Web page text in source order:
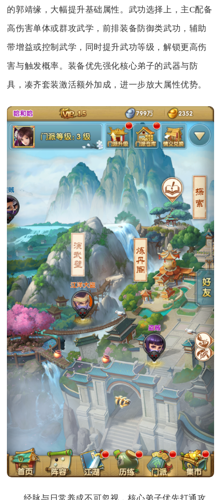
的郭靖缘，大幅提升基础属性。武功选择上，主C配备
高伤害单体或群攻武学，前排装备防御类武功，辅助
带增益或控制武学，同时提升武功等级，解锁更高伤
害与触发概率。装备优先强化核心弟子的武器与防
具，凑齐套装激活额外加成，进一步放大属性优势。